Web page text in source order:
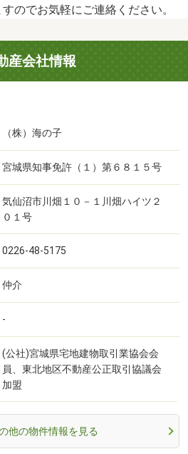
のでお気軽にご連絡ください。
産会社情報
（株）海の子
宮城県知事免許（１）第６８１５号
気仙沼市川畑１０－１川畑ハイツ２
０１号
0226-48-5175
仲介
-
(公社)宮城県宅地建物取引業協会会
員、東北地区不動産公正取引協議会
加盟
他の物件情報を見る